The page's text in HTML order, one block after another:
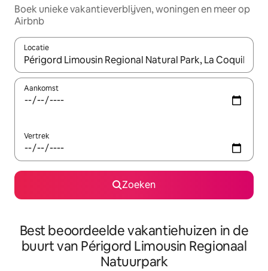
Boek unieke vakantieverblijven, woningen en meer op
Airbnb
Locatie
Wanneer er resultaten beschikbaar zijn, maak je een keuze
Aankomst
Vertrek
Zoeken
Best beoordeelde vakantiehuizen in de
buurt van Périgord Limousin Regionaal
Natuurpark